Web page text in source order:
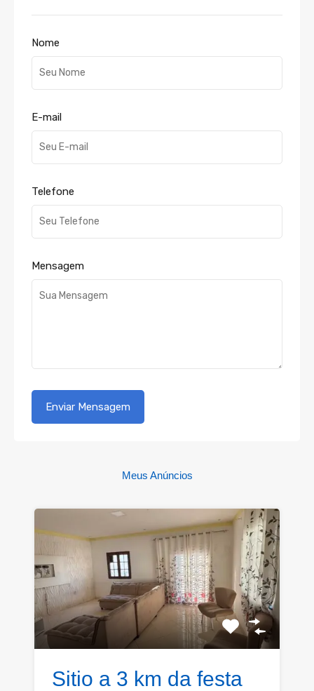
Nome
E-mail
Telefone
Mensagem
Meus Anúncios
Sitio a 3 km da festa